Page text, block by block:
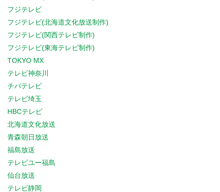
フジテレビ
フジテレビ(北海道文化放送制作)
フジテレビ(関西テレビ制作)
フジテレビ(東海テレビ制作)
TOKYO MX
テレビ神奈川
チバテレビ
テレビ埼玉
HBCテレビ
北海道文化放送
青森朝日放送
福島放送
テレビユー福島
仙台放送
テレビ静岡